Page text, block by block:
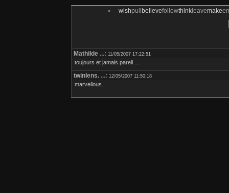
« wishpull believefollowthinkleavemake
Mathilde ...: 11/05/2007 17:22:51
toujours et jamais pareil ...
twinlens. ...: 12/05/2007 11:50:18
marvellous.